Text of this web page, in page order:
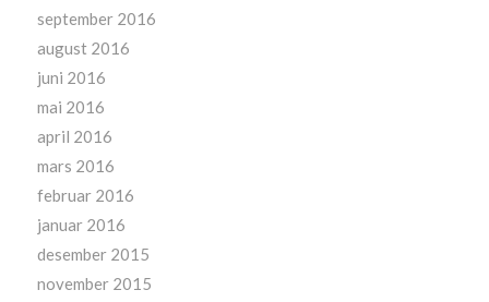
september 2016
august 2016
juni 2016
mai 2016
april 2016
mars 2016
februar 2016
januar 2016
desember 2015
november 2015